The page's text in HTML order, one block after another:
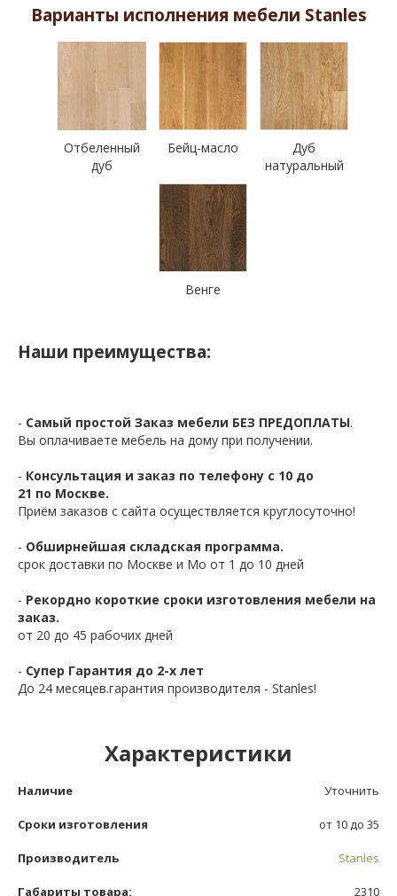
Варианты исполнения мебели Stanles
Отбеленный
дуб
Бейц-масло
Дуб
натуральный
Венге
Наши преимущества:
- Самый простой Заказ мебели БЕЗ ПРЕДОПЛАТЫ.
Вы оплачиваете мебель на дому при получении.
- Консультация и заказ по телефону с 10 до
21 по Москве.
Приём заказов с сайта осуществляется круглосуточно!
- Обширнейшая складская программа.
срок доставки по Москве и Мо от 1 до 10 дней
- Рекордно короткие сроки изготовления мебели на
заказ.
от 20 до 45 рабочих дней
- Супер Гарантия до 2-х лет
До 24 месяцев.гарантия производителя - Stanles!
Характеристики
Наличие Уточнить
Сроки изготовления от 10 до 35
Производитель Stanles
Габариты товара:
2310